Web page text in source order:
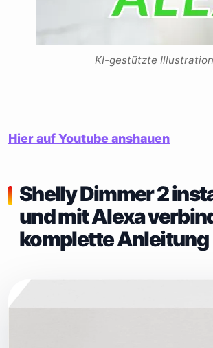
KI-gestützte Illustration
Hier auf Youtube anshauen
Shelly Dimmer 2
und mit Alexa
komplette Anleitung